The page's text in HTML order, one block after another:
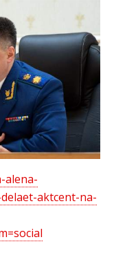
alena-
aktcent-na-